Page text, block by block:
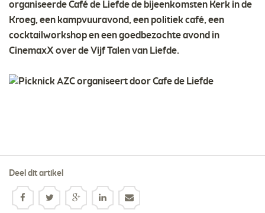
organiseerde Café de Liefde de bijeenkomsten Kerk in de
Kroeg, een kampvuuravond, een politiek café, een
cocktailworkshop en een goedbezochte avond in
CinemaxX over de Vijf Talen van Liefde.
Deel dit artikel